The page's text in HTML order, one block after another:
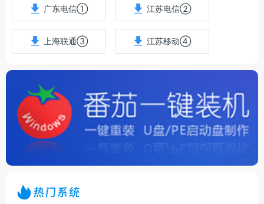
广东电信① 江苏电信②
上海联通③ 江苏移动④
热门系统